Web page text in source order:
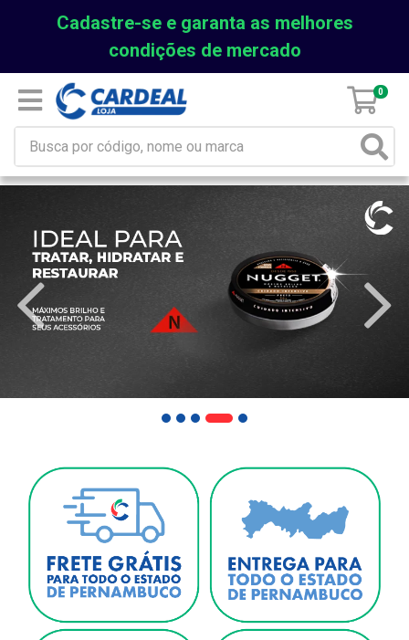
Cadastre-se e garanta as melhores
condições de mercado
0